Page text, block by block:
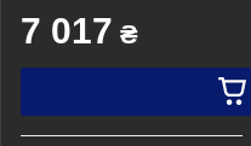
7 017 ₴